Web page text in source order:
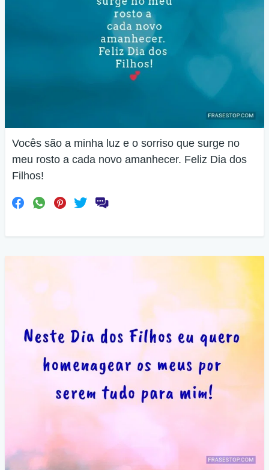
Vocês são a minha luz e o sorriso que surge no
meu rosto a cada novo amanhecer. Feliz Dia dos
Filhos!